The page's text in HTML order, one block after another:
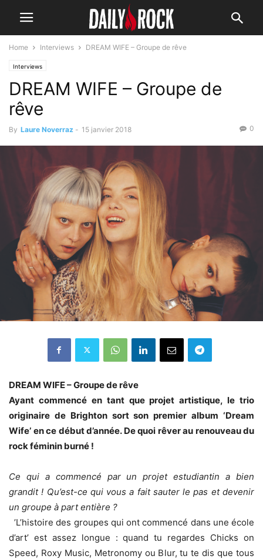
Home Interviews DREAM WIFE – Groupe de rêve
Interviews
DREAM WIFE – Groupe de
rêve
By Laure Noverraz - 15 janvier 2018 0
DREAM WIFE – Groupe de rêve
Ayant commencé en tant que projet artistique, le trio
originaire de Brighton sort son premier album ‘Dream
Wife’ en ce début d’année. De quoi rêver au renouveau du
rock féminin burné !
Ce qui a commencé par un projet estudiantin a bien
grandit ! Qu’est-ce qui vous a fait sauter le pas et devenir
un groupe à part entière ?
’L’histoire des groupes qui ont commencé dans une école
d’art’ est assez longue : quand tu regardes Chicks on
Speed, Roxy Music, Metronomy ou Blur, tu te dis que tous